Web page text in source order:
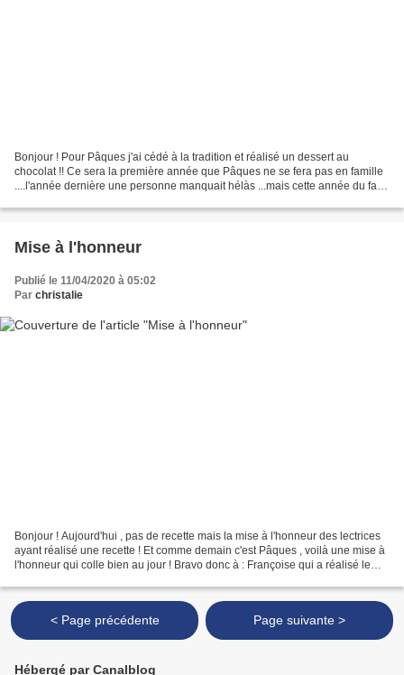
Bonjour ! Pour Pâques j'ai cédé à la tradition et réalisé un dessert au
chocolat !! Ce sera la première année que Pâques ne se fera pas en famille
....l'année dernière une personne manquait hélàs ...mais cette année du fait
Mise à l'honneur
Publié le 11/04/2020 à 05:02
Par christalie
Bonjour ! Aujourd'hui , pas de recette mais la mise à l'honneur des lectrices
ayant réalisé une recette ! Et comme demain c'est Pâques , voilà une mise à
l'honneur qui colle bien au jour ! Bravo donc à : Françoise qui a réalisé le
< Page précédente Page suivante >
Hébergé par Canalblog